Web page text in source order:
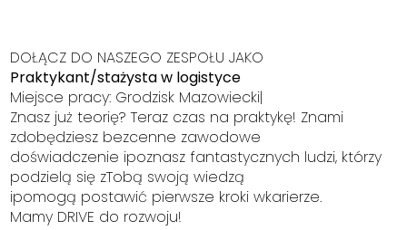
DOŁĄCZ DO NASZEGO ZESPOŁU JAKO
Praktykant/stażysta w logistyce
Miejsce pracy: Grodzisk Mazowiecki|
Znasz już teorię? Teraz czas na praktykę! Znami
zdobędziesz bezcenne zawodowe
doświadczenie ipoznasz fantastycznych ludzi, którzy
podzielą się zTobą swoją wiedzą
ipomogą postawić pierwsze kroki wkarierze.
Mamy DRIVE do rozwoju!